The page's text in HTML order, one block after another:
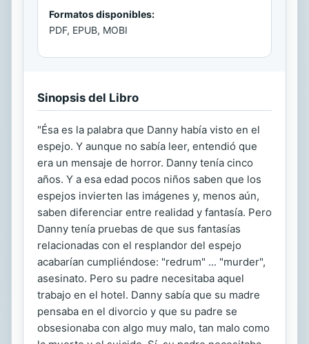
Formatos disponibles:
PDF, EPUB, MOBI
Sinopsis del Libro
"Ésa es la palabra que Danny había visto en el
espejo. Y aunque no sabía leer, entendió que
era un mensaje de horror. Danny tenía cinco
años. Y a esa edad pocos niños saben que los
espejos invierten las imágenes y, menos aún,
saben diferenciar entre realidad y fantasía. Pero
Danny tenía pruebas de que sus fantasías
relacionadas con el resplandor del espejo
acabarían cumpliéndose: "redrum" ... "murder",
asesinato. Pero su padre necesitaba aquel
trabajo en el hotel. Danny sabía que su madre
pensaba en el divorcio y que su padre se
obsesionaba con algo muy malo, tan malo como